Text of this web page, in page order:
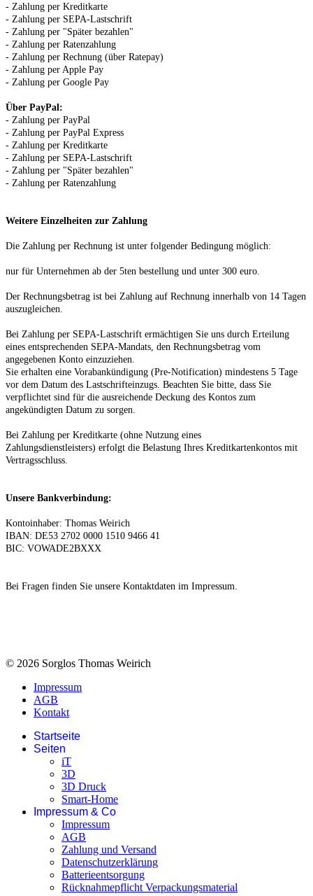
- Zahlung per Kreditkarte
- Zahlung per SEPA-Lastschrift
- Zahlung per "Später bezahlen"
- Zahlung per Ratenzahlung
- Zahlung per Rechnung (über Ratepay)
- Zahlung per Apple Pay
- Zahlung per Google Pay
Über PayPal:
- Zahlung per PayPal
- Zahlung per PayPal Express
- Zahlung per Kreditkarte
- Zahlung per SEPA-Lastschrift
- Zahlung per "Später bezahlen"
- Zahlung per Ratenzahlung
Weitere Einzelheiten zur Zahlung
Die Zahlung per Rechnung ist unter folgender Bedingung möglich:
nur für Unternehmen ab der 5ten bestellung und unter 300 euro.
Der Rechnungsbetrag ist bei Zahlung auf Rechnung innerhalb von 14 Tagen
auszugleichen.
Bei Zahlung per SEPA-Lastschrift ermächtigen Sie uns durch Erteilung
eines entsprechenden SEPA-Mandats, den Rechnungsbetrag vom
angegebenen Konto einzuziehen.
Sie erhalten eine Vorabankündigung (Pre-Notification) mindestens 5 Tage
vor dem Datum des Lastschrifteinzugs. Beachten Sie bitte, dass Sie
verpflichtet sind für die ausreichende Deckung des Kontos zum
angekündigten Datum zu sorgen.
Bei Zahlung per Kreditkarte (ohne Nutzung eines
Zahlungsdienstleisters) erfolgt die Belastung Ihres Kreditkartenkontos mit
Vertragsschluss.
Unsere Bankverbindung:
Kontoinhaber: Thomas Weirich
IBAN: DE53 2702 0000 1510 9466 41
BIC: VOWADE2BXXX
Bei Fragen finden Sie unsere Kontaktdaten im Impressum.
© 2026 Sorglos Thomas Weirich
Impressum
AGB
Kontakt
Startseite
Seiten
iT
3D
3D Druck
Smart-Home
Impressum & Co
Impressum
AGB
Zahlung und Versand
Datenschutzerklärung
Batterieentsorgung
Rücknahmepflicht Verpackungsmaterial